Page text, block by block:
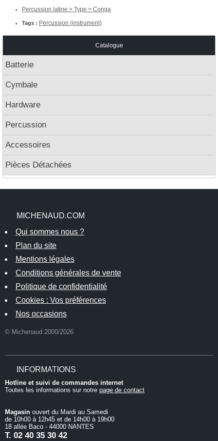
Percussion latine > Type > Conga
Tags : Percussion (instrument)
Catalogue
Batterie
Cymbale
Hardware
Percussion
Accessoires
Pièces Détachées
MICHENAUD.COM
Qui sommes nous ?
Plan du site
Mentions légales
Conditions générales de vente
Politique de confidentialité
Cookies : Vos préférences
Nos occasions
© Michenaud 2000/2026
INFORMATIONS
Hotline et suivi de commandes internet
Toutes les informations sur notre page de contact
Magasin ouvert du Mardi au Samedi
de 10h00 à 12h45 et de 14h00 à 19h00
18 allée Baco - 44000 NANTES
T. 02 40 35 30 42